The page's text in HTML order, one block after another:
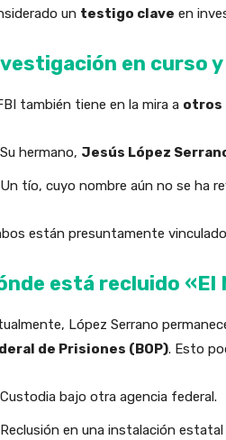
un testigo clave en
en curso
también tiene en la mira a otros
Su hermano, Jesús López
Un tío, cuyo nombre aún no se ha
están presuntamente
está recluido «El
López Serrano
de Prisiones (BOP). Esto
Custodia bajo otra agencia federal.
Reclusión en una instalación estatal